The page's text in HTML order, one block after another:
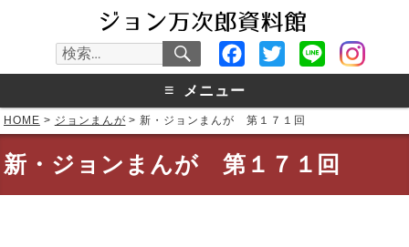
検
索:
検
索
Facebook
Twitter Line
≡ メニュー
HOME > ジョンまんが >新・ジョンまんが 第１７１回
新・ジョンまんが 第１７１回